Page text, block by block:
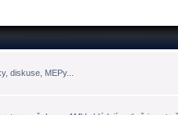
diskuse, MEPy...